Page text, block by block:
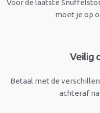
Voor de laatste
moet je op
Veilig
Betaal met de
achteraf na